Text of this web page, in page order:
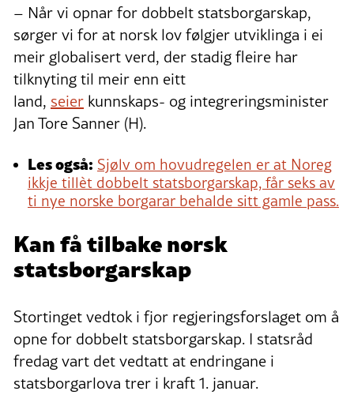
– Når vi opnar for dobbelt statsborgarskap,
sørger vi for at norsk lov følgjer utviklinga i ei
meir globalisert verd, der stadig fleire har
tilknyting til meir enn eitt
land, seier kunnskaps- og integreringsminister
Jan Tore Sanner (H).
Les også: Sjølv om hovudregelen er at Noreg
ikkje tillèt dobbelt statsborgarskap, får seks av
ti nye norske borgarar behalde sitt gamle pass.
Kan få tilbake norsk
statsborgarskap
Stortinget vedtok i fjor regjeringsforslaget om å
opne for dobbelt statsborgarskap. I statsråd
fredag vart det vedtatt at endringane i
statsborgarlova trer i kraft 1. januar.